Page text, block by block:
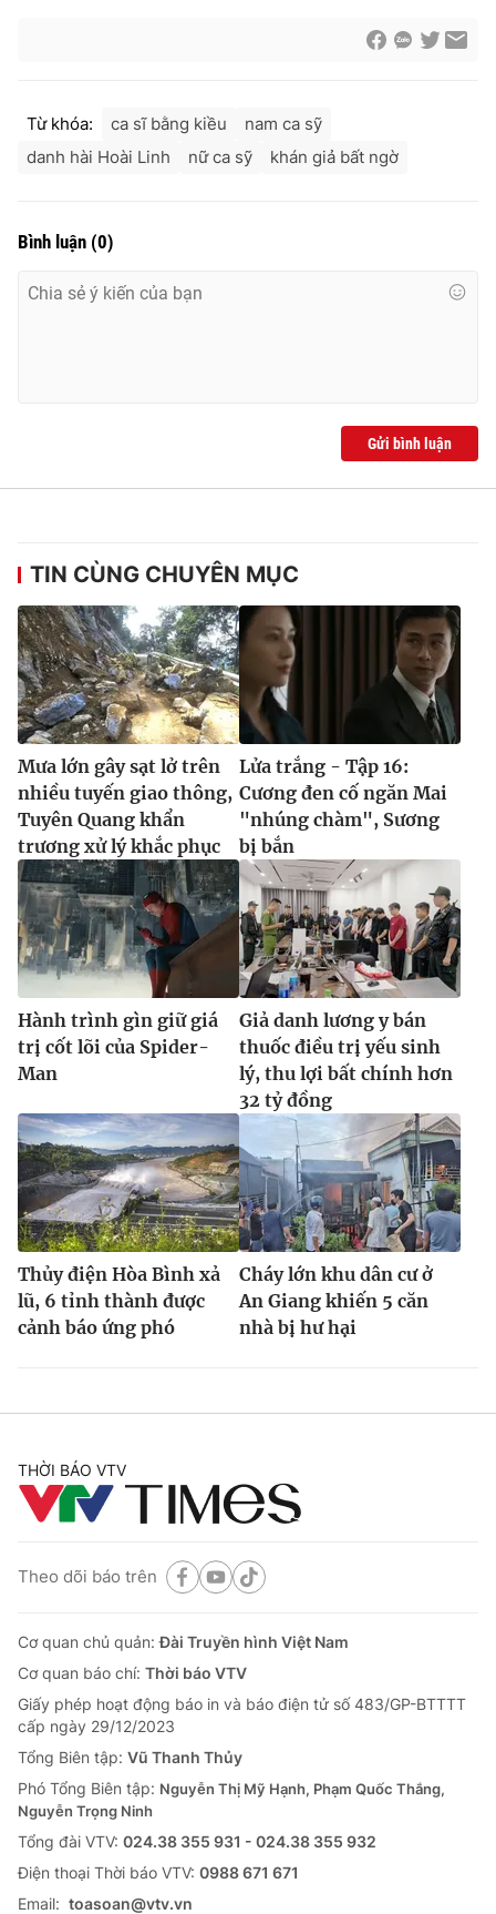
Từ khóa: ca sĩ bằng kiều
nam ca sỹ
danh hài Hoài Linh
nữ ca sỹ khán giả bất ngờ
Bình luận (0)
Gửi bình luận
TIN CÙNG CHUYÊN MỤC
Mưa lớn gây sạt lở trên
nhiều tuyến giao thông,
Tuyên Quang khẩn
trương xử lý khắc phục
Lửa trắng - Tập 16:
Cương đen cố ngăn Mai
"nhúng chàm", Sương
bị bắn
Hành trình gìn giữ giá
trị cốt lõi của Spider-
Man
Giả danh lương y bán
thuốc điều trị yếu sinh
lý, thu lợi bất chính hơn
32 tỷ đồng
Thủy điện Hòa Bình xả
lũ, 6 tỉnh thành được
cảnh báo ứng phó
Cháy lớn khu dân cư ở
An Giang khiến 5 căn
nhà bị hư hại
THỜI BÁO VTV
Theo dõi báo trên
Cơ quan chủ quản:Đài Truyền hình Việt Nam
Cơ quan báo chí: Thời báo VTV
Giấy phép hoạt động báo in và báo điện tử số 483/GP-BTTTT
cấp ngày 29/12/2023
Tổng Biên tập: Vũ Thanh Thủy
Phó Tổng Biên tập: Nguyễn Thị Mỹ Hạnh, Phạm Quốc Thắng,
Nguyễn Trọng Ninh
Tổng đài VTV: 024.38 355 931 - 024.38 355 932
Ðiện thoại Thời báo VTV: 0988 671 671
Email: toasoan@vtv.vn